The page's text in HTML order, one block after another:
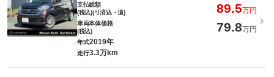
支払総額
(税込)(リ済込・追)
89.5万円
車両本体価格
(税込)
79.8万円
年式2019年
走行3.3万km